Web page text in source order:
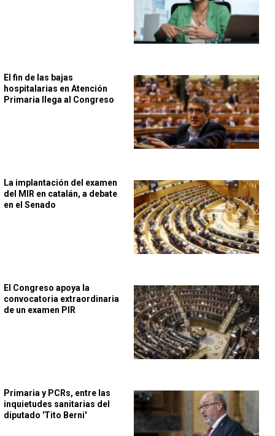
El fin de las bajas
hospitalarias en Atención
Primaria llega al Congreso
La implantación del examen
del MIR en catalán, a debate
en el Senado
El Congreso apoya la
convocatoria extraordinaria
de un examen PIR
Primaria y PCRs, entre las
inquietudes sanitarias del
diputado 'Tito Berni'